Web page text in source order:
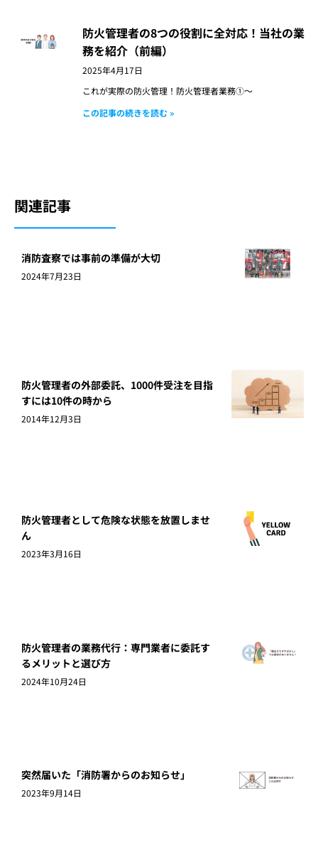
防火管理者の8つの役割に全対応！当社の業
務を紹介（前編）
2025年4月17日
これが実際の防火管理！防火管理者業務①～
この記事の続きを読む »
関連記事
消防査察では事前の準備が大切
2024年7月23日
防火管理者の外部委託、1000件受注を目指
すには10件の時から
2014年12月3日
防火管理者として危険な状態を放置しませ
ん
2023年3月16日
防火管理者の業務代行：専門業者に委託す
るメリットと選び方
2024年10月24日
突然届いた「消防署からのお知らせ」
2023年9月14日